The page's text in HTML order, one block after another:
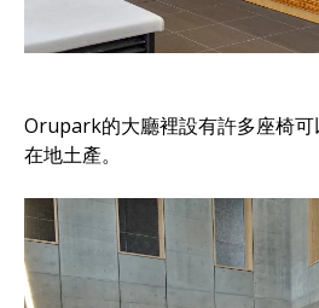
Orupark的大廳裡設有許多座椅
在地土產。